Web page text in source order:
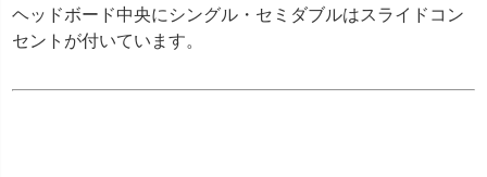
ヘッドボード中央にシングル・セミダブルはスライドコン
セントが付いています。